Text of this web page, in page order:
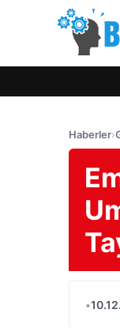
Haberler›
•